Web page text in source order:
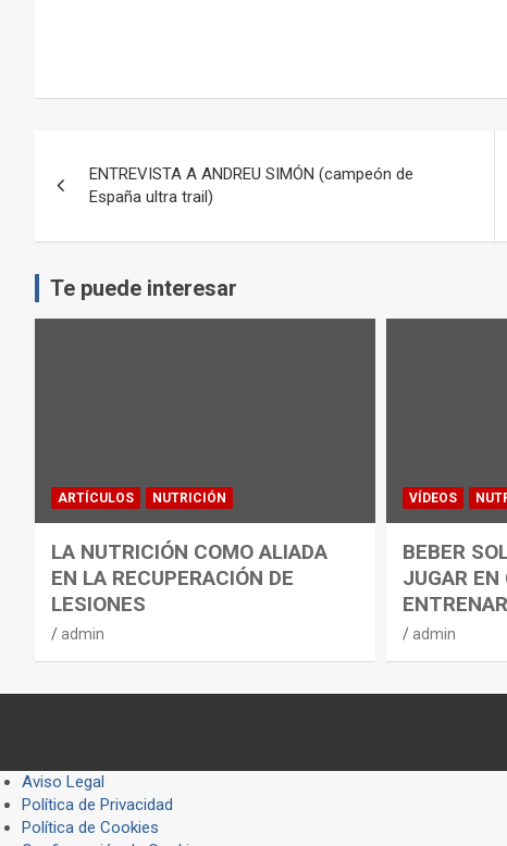
de
entradas
ENTREVISTA A ANDREU SIMÓN (campeón de
España ultra trail)
Te puede interesar
ARTÍCULOS NUTRICIÓN
LA NUTRICIÓN COMO ALIADA
EN LA RECUPERACIÓN DE
LESIONES
admin
VÍDEOS
BEBER
JUGAR
admin
Aviso Legal
Política de Privacidad
Política de Cookies